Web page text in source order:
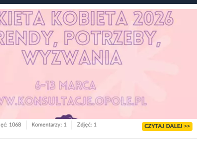
1068 Komentarzy: 1 Zdjęć: 1 CZYTAJ DALEJ >>